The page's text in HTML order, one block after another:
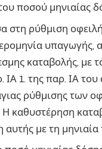
ποσού μηνιαίας
στη ρύθμιση
υπαγωγής,
καταβολής, με
1. της παρ. ΙΑ του
ρύθμισης των
καθυστέρηση
αυτής με τη